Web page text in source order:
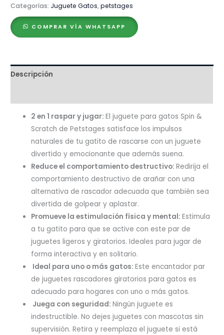
Spin
&
Scrath
Pack
Categorías: Juguete Gatos,petstages
COMPRAR VÍA WHATSAPP
Descripción
2 en 1 raspar y jugar:El juguete para gatos Spin &
Scratch de Petstages satisface los impulsos
naturales de tu gatito de rascarse con un juguete
divertido y emocionante que además suena.
Reduce el comportamiento destructivo:Redirija el
comportamiento destructivo de arañar con una
alternativa de rascador adecuada que también sea
divertida de golpear y aplastar.
Promueve la estimulación física y mental:Estimula
a tu gatito para que se active con este par de
juguetes ligeros y giratorios. Ideales para jugar de
forma interactiva y en solitario.
Ideal para uno o más gatos:Este encantador par
de juguetes rascadores giratorios para gatos es
adecuado para hogares con uno o más gatos.
Juega con seguridad:Ningún juguete es
indestructible. No dejes juguetes con mascotas sin
supervisión. Retira y reemplaza el juguete si está